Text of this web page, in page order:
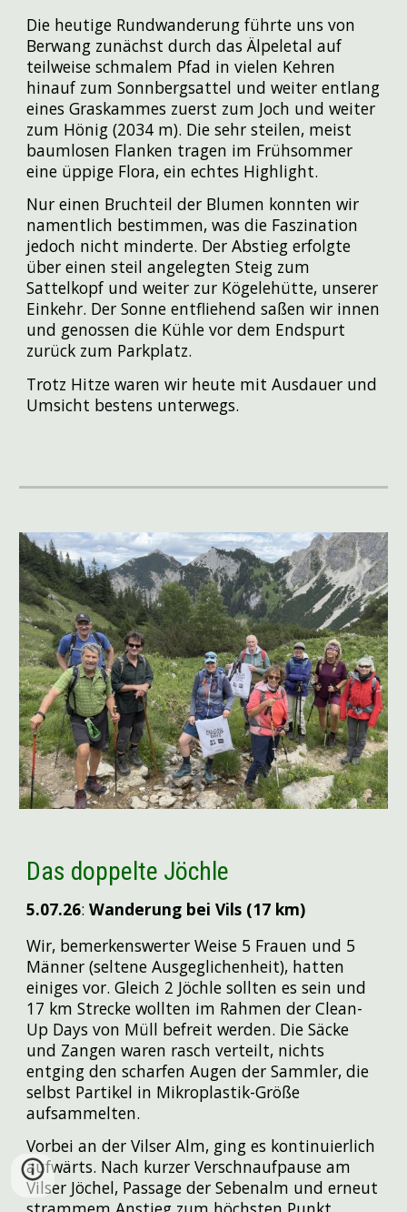
Die heutige Rundwanderung führte uns von
Berwang zunächst durch das Älpeletal auf
teilweise schmalem Pfad in vielen Kehren
hinauf zum Sonnbergsattel und weiter entlang
eines Graskammes zuerst zum Joch und weiter
zum Hönig (2034 m). Die sehr steilen, meist
baumlosen Flanken tragen im Frühsommer
eine üppige Flora, ein echtes Highlight.
Nur einen Bruchteil der Blumen konnten wir
namentlich bestimmen, was die Faszination
jedoch nicht minderte. Der Abstieg erfolgte
über einen steil angelegten Steig zum
Sattelkopf und weiter zur Kögelehütte, unserer
Einkehr. Der Sonne entfliehend saßen wir innen
und genossen die Kühle vor dem Endspurt
zurück zum Parkplatz.
Trotz Hitze waren wir heute mit Ausdauer und
Umsicht bestens unterwegs.
Das doppelte Jöchle
5.07.26: Wanderung bei Vils (17 km)
Wir, bemerkenswerter Weise 5 Frauen und 5
Männer (seltene Ausgeglichenheit), hatten
einiges vor. Gleich 2 Jöchle sollten es sein und
17 km Strecke wollten im Rahmen der Clean-
Up Days von Müll befreit werden. Die Säcke
und Zangen waren rasch verteilt, nichts
entging den scharfen Augen der Sammler, die
selbst Partikel in Mikroplastik-Größe
aufsammelten.
Vorbei an der Vilser Alm, ging es kontinuierlich
aufwärts. Nach kurzer Verschnaufpause am
Vilser Jöchel, Passage der Sebenalm und erneut